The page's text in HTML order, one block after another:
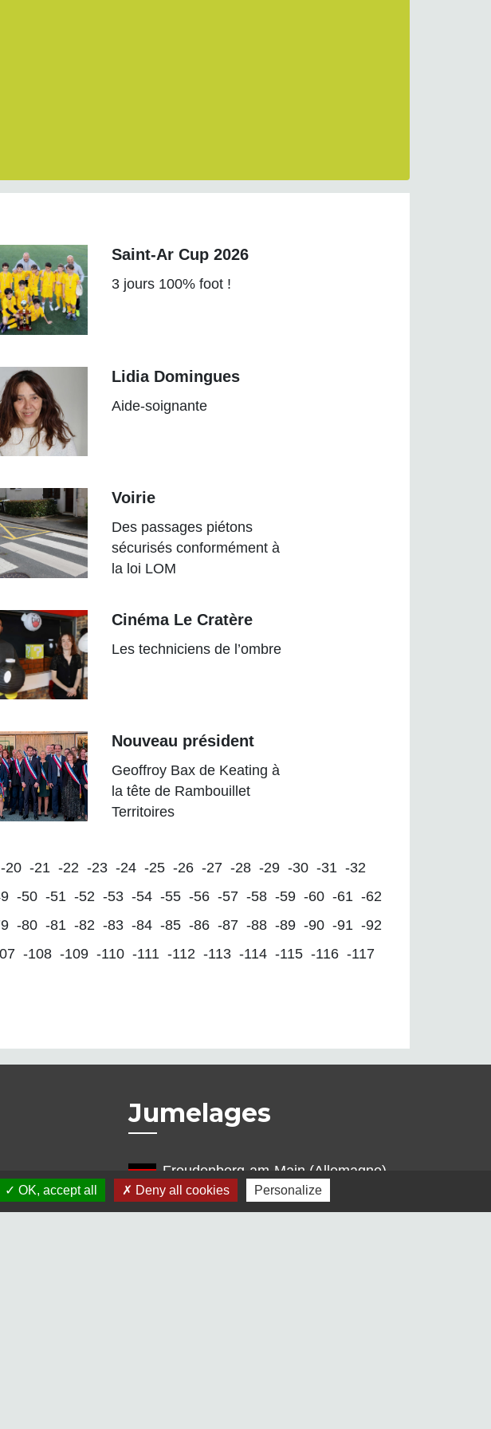
Saint-Ar Cup 2026
3 jours 100% foot !
Lidia Domingues
Aide-soignante
Voirie
Des passages piétons
sécurisés conformément à
la loi LOM
Cinéma Le Cratère
Les techniciens de l’ombre
Nouveau président
Geoffroy Bax de Keating à
la tête de Rambouillet
Territoires
-20 -21 -22 -23 -24 -25 -26 -27 -28 -29 -30 -31 -32
-50 -51 -52 -53 -54 -55 -56 -57 -58 -59 -60 -61 -62
-80 -81 -82 -83 -84 -85 -86 -87 -88 -89 -90 -91 -92
-108 -109 -110 -111 -112 -113 -114 -115 -116 -117
Jumelages
Freudenberg-am-Main (Allemagne)
Terras de Bouro (Portugal)
OK, accept all Deny all cookies Personalize